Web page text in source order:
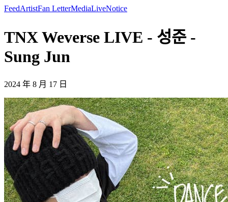
FeedArtistFan LetterMediaLiveNotice
TNX Weverse LIVE - 성준 -
Sung Jun
2024 年 8 月 17 日